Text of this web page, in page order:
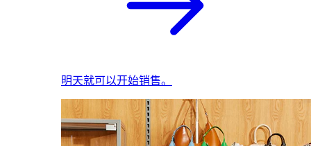
明天就可以开始销售。